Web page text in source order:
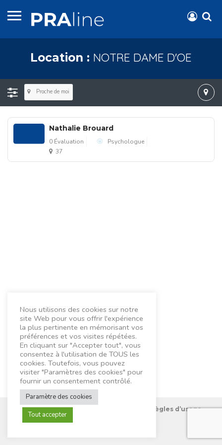
Location : NOTRE DAME D'OE
Proche de moi
Nathalie Brouard
0 Évaluation
Psychologue
37
Nous connaître Règles d’usage
Nous utilisons des cookies sur notre
site Web pour vous offrir l'expérience
la plus pertinente en mémorisant vos
préférences et vos visites répétées.
En cliquant sur "Accepter tout", vous
consentez à l'utilisation de TOUS les
cookies. Toutefois, vous pouvez
visiter "Paramètres des cookies" pour
fournir un consentement contrôlé.
Paramètre des cookies
Tout accepter